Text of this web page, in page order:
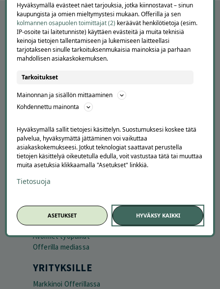
APUA JA NEUVOJA
Asiakaspalvelu
Kuinka Offerilla toimii
Usein kysytyt kysymykset
Suosittele Offerillaa
TUTUSTU MEIHIN
Tietoa meistä
Ajankohtaista
Tilaa uutiskirje
Avoimet työpaikat
Offerilla mediassa
YRITYKSILLE
Markkinoi Offerillassa
Hyväksymällä evästeet näet tarjouksia, jotka kiinnostavat – sinun
kaupungista ja omien mieltymystesi mukaan. Offerilla ja sen
kolmannen osapuolen toimittajat (2) keräävät henkilötietoja (esim.
IP-osoite tai laitetunniste) käyttäen evästeitä ja muita teknisiä
keinoja tietojen tallentamiseen ja lukemiseen laitteellasi
tarjotakseen sinulle tarkoituksenmukaisia mainoksia ja parhaan
mahdollisen asiakaskokemuksen.
Tarkoitukset
Mainonnan ja sisällön mittaaminen
Kohdennettu mainonta
Hyväksymällä sallit tietojesi käsittelyn. Suostumuksesi koskee tätä
palvelua, hyväksymättä jättäminen voi vaikuttaa
asiakaskokemukseesi. Jotkut teknologiat saattavat perustella
tietojen käsittelyä oikeutetulla edulla, voit vastustaa tätä tai muuttaa
muita asetuksia klikkaamalla "Asetukset" linkkiä.
Tietosuoja
ASETUKSET HYVÄKSY KAIKKI